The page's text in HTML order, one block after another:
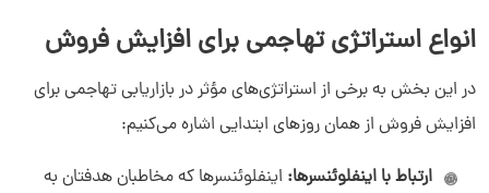
انواع استراتژی‌ تهاجمی برای افزایش فروش
در این بخش به برخی از استراتژی‌های مؤثر در بازاریابی تهاجمی برای
افزایش فروش از همان روزهای ابتدایی اشاره می‌کنیم:
ارتباط با اینفلوئنسرها: اینفلوئنسرها که مخاطبان هدفتان به